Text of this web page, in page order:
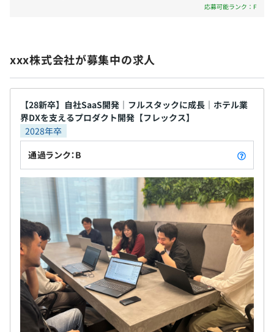
いただければと思います。
アジャイル、スクラム、ペアプロ、チケット駆動開発
Docker、Terraform
BigQuery、Elasticsearch
無期雇用
試用期間中の採用条件は以下の通りとなります。
・試用期間あり：6カ月
・試用期間中給与：
月給370,000円～480,000円
基本給273,757円～355,144円
固定残業代96,243円～124,856円を含む（固定残業代の
相当時間：45時間／超過分別途支給）
その他の内容は本採用後と変わりありません。
応募可能ランク：F
xxx株式会社が募集中の求人
【28新卒】自社SaaS開発｜フルスタックに成長｜ホテル業
界DXを支えるプロダクト開発【フレックス】
2028年卒
通過ランク：B